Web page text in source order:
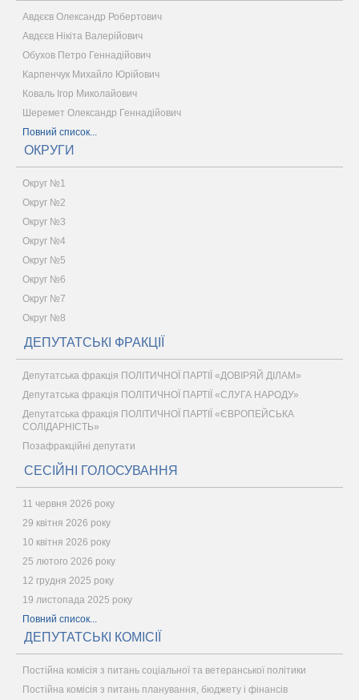
Авдєєв Олександр Робертович
Авдєєв Нікіта Валерійович
Обухов Петро Геннадійович
Карпенчук Михайло Юрійович
Коваль Ігор Миколайович
Шеремет Олександр Геннадійович
Повний список...
ОКРУГИ
Округ №1
Округ №2
Округ №3
Округ №4
Округ №5
Округ №6
Округ №7
Округ №8
ДЕПУТАТСЬКІ ФРАКЦІЇ
Депутатська фракція ПОЛІТИЧНОЇ ПАРТІЇ «ДОВІРЯЙ ДІЛАМ»
Депутатська фракція ПОЛІТИЧНОЇ ПАРТІЇ «СЛУГА НАРОДУ»
Депутатська фракція ПОЛІТИЧНОЇ ПАРТІЇ «ЄВРОПЕЙСЬКА
СОЛІДАРНІСТЬ»
Позафракційні депутати
СЕСІЙНІ ГОЛОСУВАННЯ
11 червня 2026 року
29 квітня 2026 року
10 квітня 2026 року
25 лютого 2026 року
12 грудня 2025 року
19 листопада 2025 року
Повний список...
ДЕПУТАТСЬКІ КОМІСІЇ
Постійна комісія з питань соціальної та ветеранської політики
Постійна комісія з питань планування, бюджету і фінансів